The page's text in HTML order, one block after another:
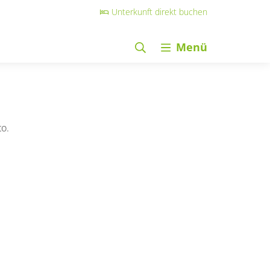
Unterkunft direkt buchen
Menü